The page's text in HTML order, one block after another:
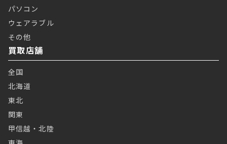
パソコン
ウェアラブル
その他
買取店舗
全国
北海道
東北
関東
甲信越・北陸